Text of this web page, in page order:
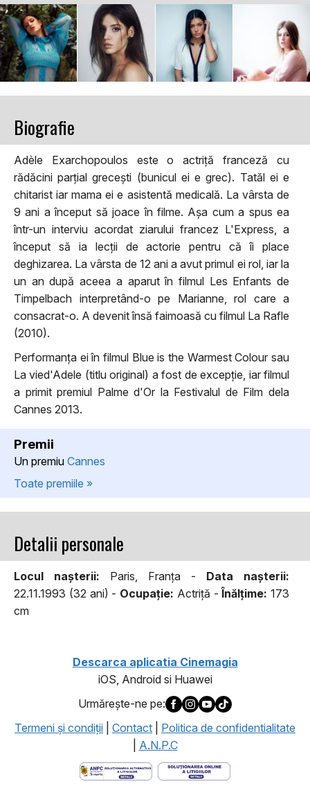
Biografie
Adèle Exarchopoulos este o actriță franceză cu
rădăcini parțial grecești (bunicul ei e grec). Tatăl ei e
chitarist iar mama ei e asistentă medicală. La vârsta de
9 ani a început să joace în filme. Așa cum a spus ea
într-un interviu acordat ziarului francez L'Express, a
început să ia lecții de actorie pentru că îi place
deghizarea. La vârsta de 12 ani a avut primul ei rol, iar la
un an după aceea a aparut în filmul Les Enfants de
Timpelbach interpretând-o pe Marianne, rol care a
consacrat-o. A devenit însă faimoasă cu filmul La Rafle
(2010).
Performanța ei în filmul Blue is the Warmest Colour sau
La vied'Adele (titlu original) a fost de excepție, iar filmul
a primit premiul Palme d'Or la Festivalul de Film dela
Cannes 2013.
Premii
Un premiu Cannes
Toate premiile »
Detalii personale
Locul naşterii: Paris, Franța - Data naşterii:
22.11.1993 (32 ani) - Ocupaţie: Actriță -Înălţime: 173
cm
Descarca aplicatia Cinemagia
iOS, Android si Huawei
Urmăreşte-ne pe:
Termeni şi condiţii
Contact
Politica de confidentialitate
A.N.P.C